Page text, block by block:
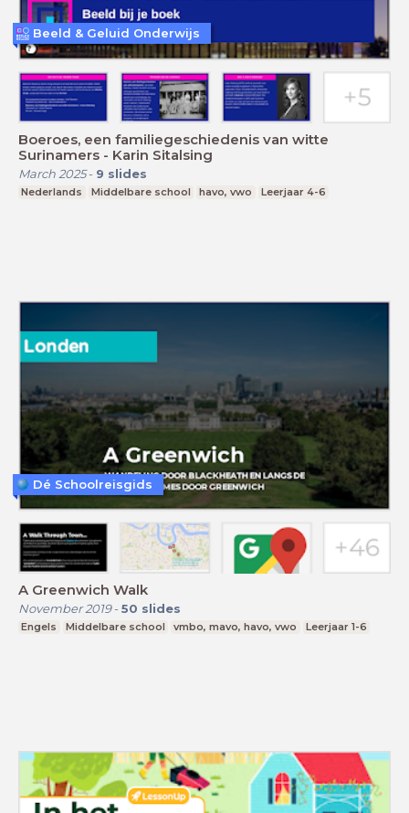
Boeroes, een familiegeschiedenis van witte
Surinamers - Karin Sitalsing
March 2025- 9 slides
Nederlands Middelbare school havo, vwo Leerjaar 4-6
Beeld & Geluid Onderwijs
A Greenwich Walk
November 2019- 50 slides
Engels Middelbare school vmbo, mavo, havo, vwo Leerjaar 1-6
Dé Schoolreisgids